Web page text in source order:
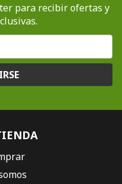
para recibir ofertas y